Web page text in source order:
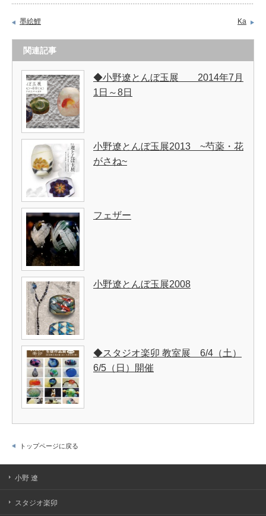
墨絵鯉 Ka
関連記事
◆小野遼とんぼ玉展 2014年7月
1日～8日
小野遼とんぼ玉展2013 ~芍薬・花
がさね~
フェザー
小野遼とんぼ玉展2008
◆スタジオ楽卯 教室展 6/4（土）
6/5（日）開催
トップページに戻る
小野 遼
スタジオ楽卯